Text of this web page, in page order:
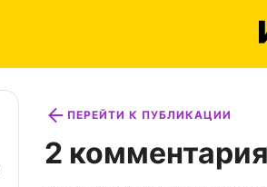
ПЕРЕЙТИ К ПУБЛИКАЦИИ
2